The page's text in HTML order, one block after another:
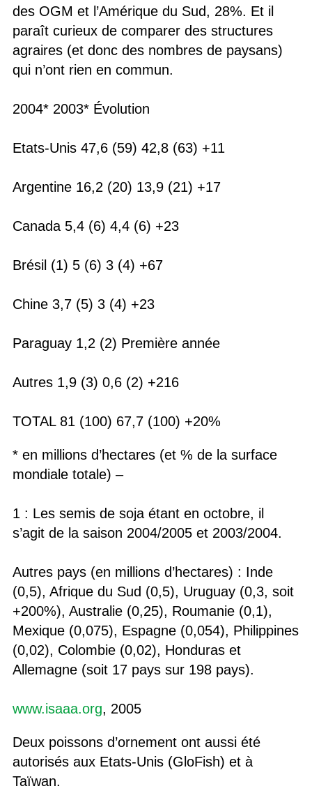
des OGM et l’Amérique du Sud, 28%. Et il
paraît curieux de comparer des structures
agraires (et donc des nombres de paysans)
qui n’ont rien en commun.
2004* 2003* Évolution
Etats-Unis 47,6 (59) 42,8 (63) +11
Argentine 16,2 (20) 13,9 (21) +17
Canada 5,4 (6) 4,4 (6) +23
Brésil (1) 5 (6) 3 (4) +67
Chine 3,7 (5) 3 (4) +23
Paraguay 1,2 (2) Première année
Autres 1,9 (3) 0,6 (2) +216
TOTAL 81 (100) 67,7 (100) +20%
* en millions d’hectares (et % de la surface
mondiale totale) –
1 : Les semis de soja étant en octobre, il
s’agit de la saison 2004/2005 et 2003/2004.
Autres pays (en millions d’hectares) : Inde
(0,5), Afrique du Sud (0,5), Uruguay (0,3, soit
+200%), Australie (0,25), Roumanie (0,1),
Mexique (0,075), Espagne (0,054), Philippines
(0,02), Colombie (0,02), Honduras et
Allemagne (soit 17 pays sur 198 pays).
www.isaaa.org, 2005
Deux poissons d’ornement ont aussi été
autorisés aux Etats-Unis (GloFish) et à
Taïwan.